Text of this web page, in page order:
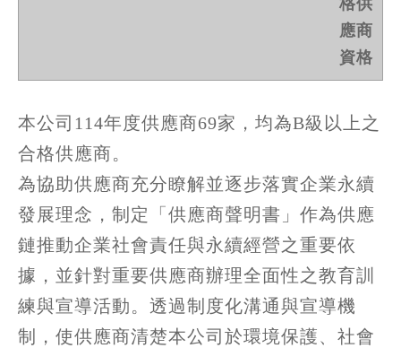
格供
應商
資格
本公司114年度供應商69家，均為B級以上之
合格供應商。
為協助供應商充分瞭解並逐步落實企業永續
發展理念，制定「供應商聲明書」作為供應
鏈推動企業社會責任與永續經營之重要依
據，並針對重要供應商辦理全面性之教育訓
練與宣導活動。透過制度化溝通與宣導機
制，使供應商清楚本公司於環境保護、社會